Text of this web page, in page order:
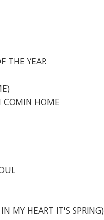
THE YEAR
COMIN HOME
MY HEART IT'S SPRING)